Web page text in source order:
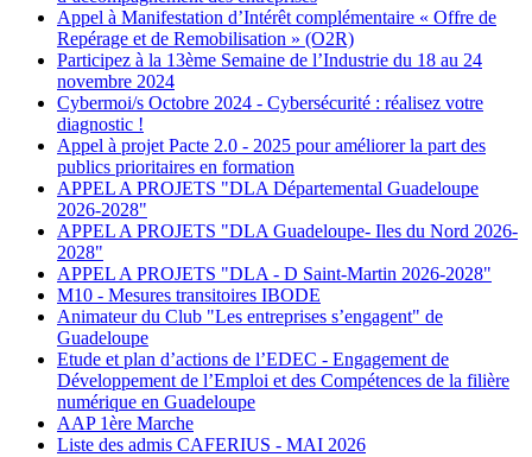
Appel à Manifestation d’Intérêt complémentaire « Offre de
Repérage et de Remobilisation » (O2R)
Participez à la 13ème Semaine de l’Industrie du 18 au 24
novembre 2024
Cybermoi/s Octobre 2024 - Cybersécurité : réalisez votre
diagnostic !
Appel à projet Pacte 2.0 - 2025 pour améliorer la part des
publics prioritaires en formation
APPEL A PROJETS "DLA Départemental Guadeloupe
2026-2028"
APPEL A PROJETS "DLA Guadeloupe- Iles du Nord 2026-
2028"
APPEL A PROJETS "DLA - D Saint-Martin 2026-2028"
M10 - Mesures transitoires IBODE
Animateur du Club "Les entreprises s’engagent" de
Guadeloupe
Etude et plan d’actions de l’EDEC - Engagement de
Développement de l’Emploi et des Compétences de la filière
numérique en Guadeloupe
AAP 1ère Marche
Liste des admis CAFERIUS - MAI 2026